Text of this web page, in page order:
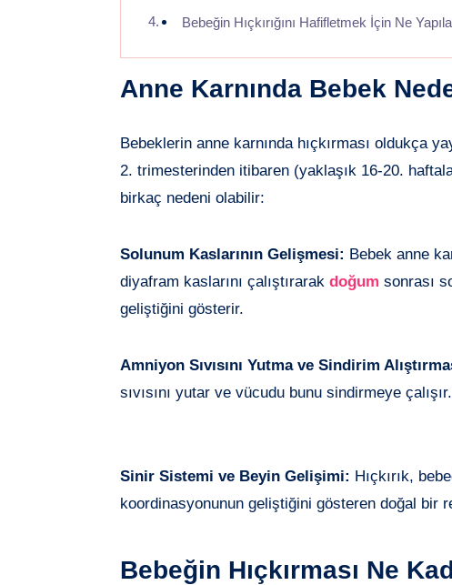
Bebeğin Hıçkırığını Hafifletmek İçin Ne
Anne Karnında Bebek
Bebeklerin anne karnında hıçkırması oldukça
2. trimesterinden itibaren (yaklaşık 16-20.
birkaç nedeni olabilir:
Solunum Kaslarının Gelişmesi: Bebek anne
diyafram kaslarını çalıştırarak doğum sonrası
geliştiğini gösterir.
Amniyon Sıvısını Yutma ve Sindirim
sıvısını yutar ve vücudu bunu sindirmeye
Sinir Sistemi ve Beyin Gelişimi: Hıçkırık,
koordinasyonunun geliştiğini gösteren doğal bir
Bebeğin Hıçkırması Ne